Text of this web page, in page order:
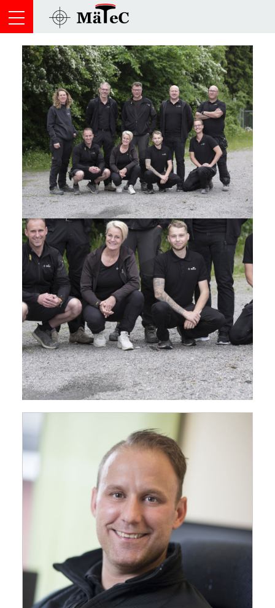
Kontakta oss
Välkommen till vår kontaktsida.
Här hittar du all information om oss,
telefonnummer och adresser.
Nystrandsgatan 23
633 46 Eskilstuna